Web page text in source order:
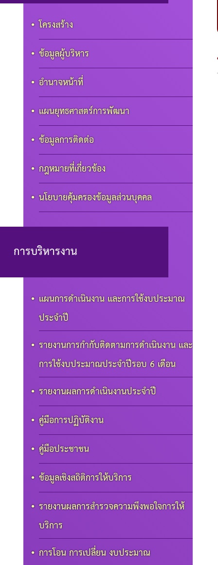
โครงสร้าง
ข้อมูลผู้บริหาร
อำนาจหน้าที่
แผนยุทธศาสตร์การพัฒนา
ข้อมูลการติดต่อ
กฎหมายที่เกี่ยวข้อง
นโยบายคุ้มครองข้อมูลส่วนบุคคล
การบริหารงาน
แผนการดำเนินงาน และการใช้งบประมาณ
ประจำปี
รายงานการกำกับติดตามการดำเนินงาน และ
การใช้งบประมาณประจำปีรอบ 6 เดือน
รายงานผลการดำเนินงานประจำปี
คู่มือการปฏิบัติงาน
คู่มือประชาชน
ข้อมูลเชิงสถิติการให้บริการ
รายงานผลการสำรวจความพึงพอใจการให้
บริการ
การโอน การเปลี่ยน งบประมาณ